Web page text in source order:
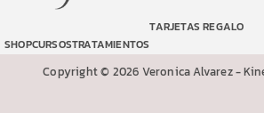
SHOPCURSOSTRATAMIENTOS
TARJETAS REGALO
Copyright © 2026 Veronica Alvarez -